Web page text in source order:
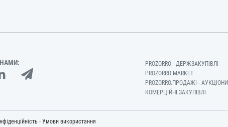
PROZORRO - ДЕРЖЗАКУПІВЛІ
PROZORRO MARKET
PROZORRO.ПРОДАЖІ - АУКЦІОНИ
КОМЕРЦІЙНІ ЗАКУПІВЛІ
- Умови використання